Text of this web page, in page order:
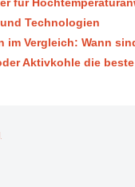
für
Technologien
im Vergleich: Wann
Aktivkohle die beste